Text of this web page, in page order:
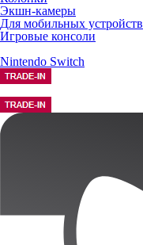
Экшн-камеры
Для мобильных устройств
Игровые консоли
Nintendo Switch